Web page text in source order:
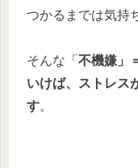
つかるまでは気持
そんな「 不機嫌」
いけば、ストレス
す。